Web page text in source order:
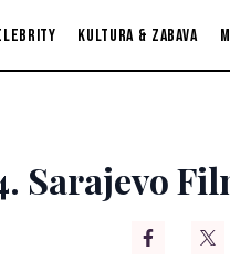
Kultura & zabava
Sarajevo